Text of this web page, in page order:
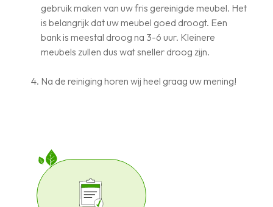
gebruik maken van uw fris gereinigde meubel. Het
is belangrijk dat uw meubel goed droogt. Een
bank is meestal droog na 3-6 uur. Kleinere
meubels zullen dus wat sneller droog zijn.
Na de reiniging horen wij heel graag uw mening!